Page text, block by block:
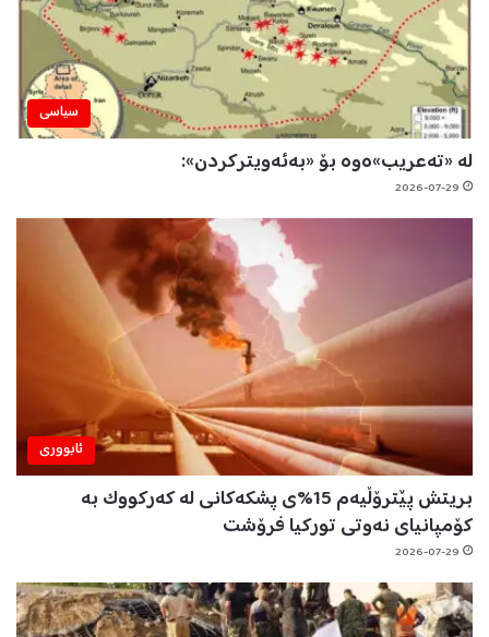
سیاسی
لە «تەعریب»ەوە بۆ «بەئەویترکردن»:
2026-07-29
ئابووری
بریتش پێترۆڵیەم 15%ی پشکەکانی لە کەرکووک بە
کۆمپانیای نەوتی تورکیا فرۆشت
2026-07-29